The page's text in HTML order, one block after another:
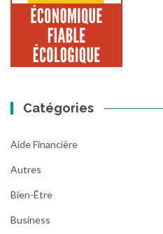
Catégories
Aide Financière
Autres
Bien-Être
Business